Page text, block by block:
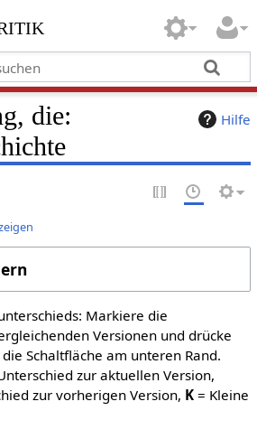
Hilfe
die:
Markiere die
Versionen und drücke
Schaltfläche am unteren Rand.
zur aktuellen Version,
zur vorherigen Version, K= Kleine